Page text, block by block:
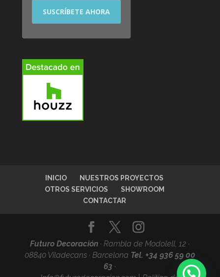
INICIO
NUESTROS PROYECTOS
OTROS SERVICIOS
SHOWROOM
CONTACTAR
Futuro Decoración ·Rambla de Modolell, 12 ·
08840 Viladecans · Barcelona Tel. +34 936 59 00
63 ·